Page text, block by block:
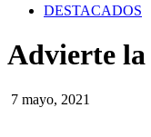
DESTACADOS
Advierte la
7 mayo, 2021